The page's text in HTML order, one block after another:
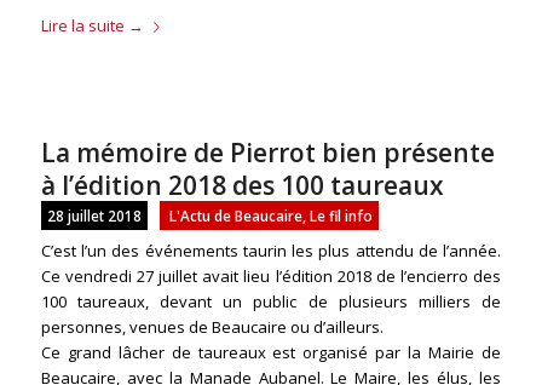
Lire la suite →
La mémoire de Pierrot bien présente
à l’édition 2018 des 100 taureaux
28 juillet 2018 L'Actu de Beaucaire, Le fil info
C’est l’un des événements taurin les plus attendu de l’année.
Ce vendredi 27 juillet avait lieu l’édition 2018 de l’encierro des
100 taureaux, devant un public de plusieurs milliers de
personnes, venues de Beaucaire ou d’ailleurs.
Ce grand lâcher de taureaux est organisé par la Mairie de
Beaucaire, avec la Manade Aubanel. Le Maire, les élus, les